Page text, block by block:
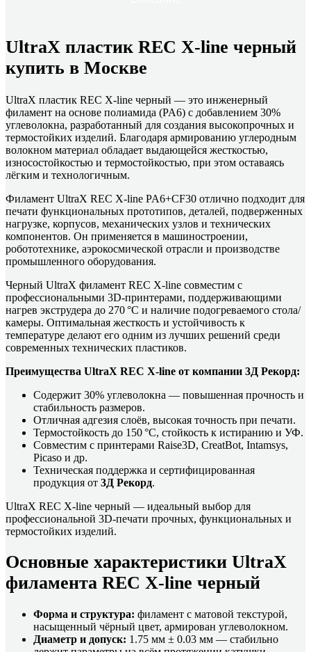
UltraX пластик REC X-line черный
купить в Москве
UltraX пластик REC X-line черный — это инженерный
филамент на основе полиамида (PA6) с добавлением 30%
углеволокна, разработанный для создания высокопрочных и
термостойких изделий. Благодаря армированию углеродным
волокном материал обладает выдающейся жесткостью,
износостойкостью и термостойкостью, при этом оставаясь
лёгким и технологичным.
Филамент UltraX REC X-line PA6+CF30 отлично подходит для
печати функциональных прототипов, деталей, подверженных
нагрузке, корпусов, механических узлов и технических
компонентов. Он применяется в машиностроении,
робототехнике, аэрокосмической отрасли и производстве
промышленного оборудования.
Черный UltraX филамент REC X-line совместим с
профессиональными 3D-принтерами, поддерживающими
нагрев экструдера до 270 °C и наличие подогреваемого стола/
камеры. Оптимальная жесткость и устойчивость к
температуре делают его одним из лучших решений среди
современных технических пластиков.
Преимущества UltraX REC X-line от компании 3Д Рекорд:
Содержит 30% углеволокна — повышенная прочность и
стабильность размеров.
Отличная адгезия слоёв, высокая точность при печати.
Термостойкость до 150 °C, стойкость к истиранию и УФ.
Совместим с принтерами Raise3D, CreatBot, Intamsys,
Picaso и др.
Техническая поддержка и сертифицированная
продукция от 3Д Рекорд.
UltraX REC X-line черный — идеальный выбор для
профессиональной 3D-печати прочных, функциональных и
термостойких изделий.
Основные характеристики UltraX
филамента REC X-line черный
Форма и структура: филамент с матовой текстурой,
насыщенный чёрный цвет, армирован углеволокном.
Диаметр и допуск: 1.75 мм ± 0.03 мм — стабильно